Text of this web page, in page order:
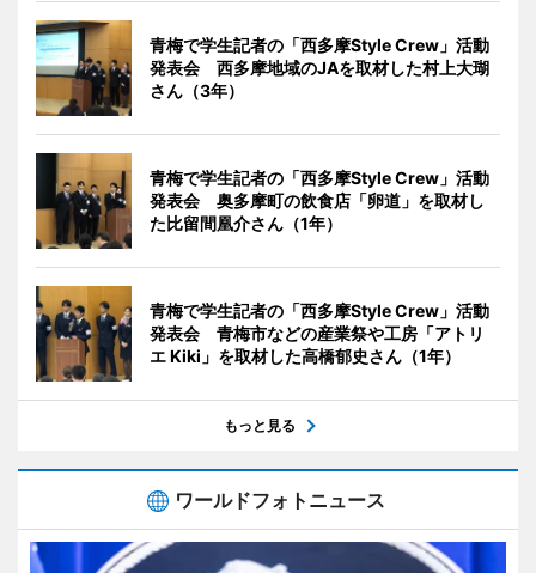
青梅で学生記者の「西多摩Style Crew」活動
発表会 西多摩地域のJAを取材した村上大瑚
さん（3年）
青梅で学生記者の「西多摩Style Crew」活動
発表会 奥多摩町の飲食店「卵道」を取材し
た比留間凰介さん（1年）
青梅で学生記者の「西多摩Style Crew」活動
発表会 青梅市などの産業祭や工房「アトリ
エ Kiki」を取材した高橋郁史さん（1年）
もっと見る
ワールドフォトニュース